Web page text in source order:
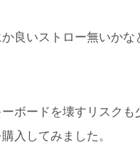
良いストロー無いかな
ボードを壊すリスクも
入してみました。